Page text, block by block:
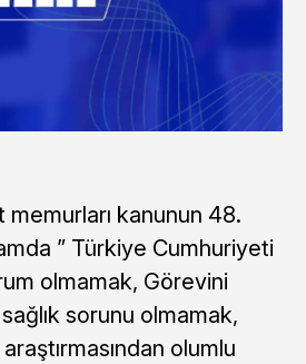
kanunun 48.
” Türkiye Cumhuriyeti
olmamak, Görevini
sorunu olmamak,
olumlu